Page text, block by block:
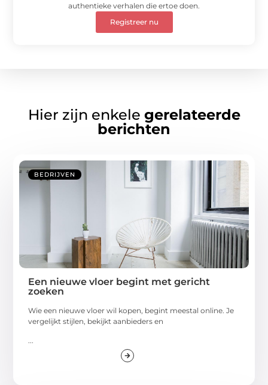
authentieke verhalen die ertoe doen.
Registreer nu
Hier zijn enkele gerelateerde
berichten
BEDRIJVEN
Een nieuwe vloer begint met gericht
zoeken
Wie een nieuwe vloer wil kopen, begint meestal online. Je
vergelijkt stijlen, bekijkt aanbieders en
...